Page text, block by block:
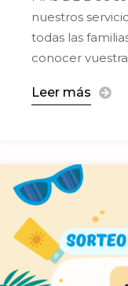
nuestros
todas las
conocer
Leer más